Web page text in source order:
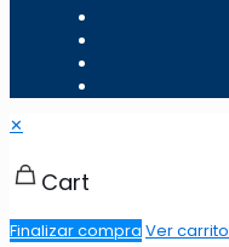
✕
Cart
Finalizar compra Ver carrito